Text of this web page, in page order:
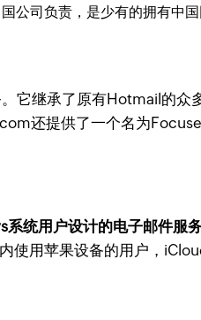
公司负责，是少有的拥有中国
继承了原有Hotmail的众
还提供了一个名为
统用户设计的电子邮件服
用苹果设备的用户，